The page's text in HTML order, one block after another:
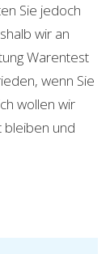
Sie jedoch
wir an
Warentest
wenn Sie
wollen wir
bleiben und